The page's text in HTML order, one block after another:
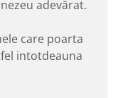
adevărat.
care poarta
intotdeauna